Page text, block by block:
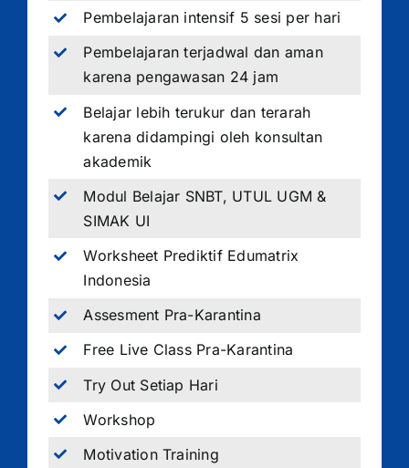
Pembelajaran intensif 5 sesi per hari
Pembelajaran terjadwal dan aman
karena pengawasan 24 jam
Belajar lebih terukur dan terarah
karena didampingi oleh konsultan
akademik
Modul Belajar SNBT, UTUL UGM &
SIMAK UI
Worksheet Prediktif Edumatrix
Indonesia
Assesment Pra-Karantina
Free Live Class Pra-Karantina
Try Out Setiap Hari
Workshop
Motivation Training